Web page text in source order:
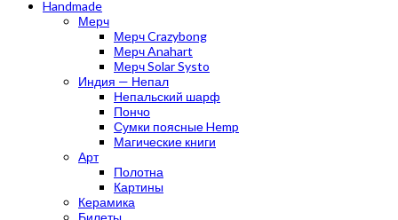
Handmade
Мерч
Мерч Crazybong
Мерч Anahart
Мерч Solar Systo
Индия — Непал
Непальский шарф
Пончо
Сумки поясные Hemp
Магические книги
Арт
Полотна
Картины
Керамика
Билеты